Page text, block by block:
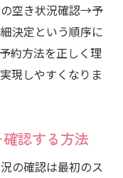
空き状況確認→予
決定という順序に
約方法を正しく理
現しやすくなりま
認する方法
の確認は最初のス